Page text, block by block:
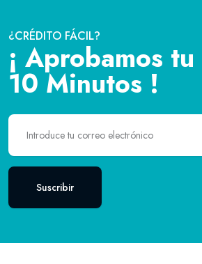
¿CRÉDITO FÁCIL?
¡ Aprobamos
10 Minutos !
Suscribir